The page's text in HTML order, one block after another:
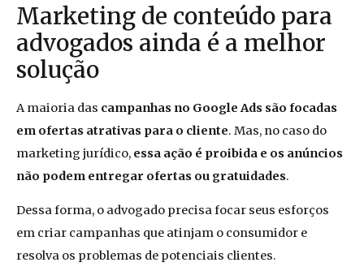
Marketing de conteúdo para
advogados ainda é a melhor
solução
A maioria das campanhas no Google Ads são focadas
em ofertas atrativas para o cliente. Mas, no caso do
marketing jurídico, essa ação é proibida e os anúncios
não podem entregar ofertas ou gratuidades.
Dessa forma, o advogado precisa focar seus esforços
em criar campanhas que atinjam o consumidor e
resolva os problemas de potenciais clientes.